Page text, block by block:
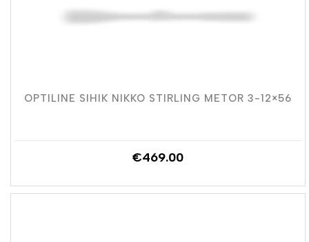
OPTILINE SIHIK NIKKO STIRLING METOR 3-12×56
€469.00